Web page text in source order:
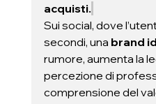
acquisti.
Sui social, dove
secondi, una brand
rumore, aumenta la
percezione di
comprensione del